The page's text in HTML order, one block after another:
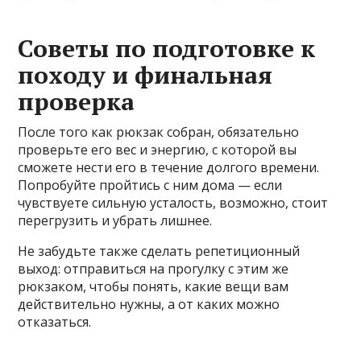
Советы по подготовке к
походу и финальная
проверка
После того как рюкзак собран, обязательно
проверьте его вес и энергию, с которой вы
сможете нести его в течение долгого времени.
Попробуйте пройтись с ним дома — если
чувствуете сильную усталость, возможно, стоит
перегрузить и убрать лишнее.
Не забудьте также сделать репетиционный
выход: отправиться на прогулку с этим же
рюкзаком, чтобы понять, какие вещи вам
действительно нужны, а от каких можно
отказаться.